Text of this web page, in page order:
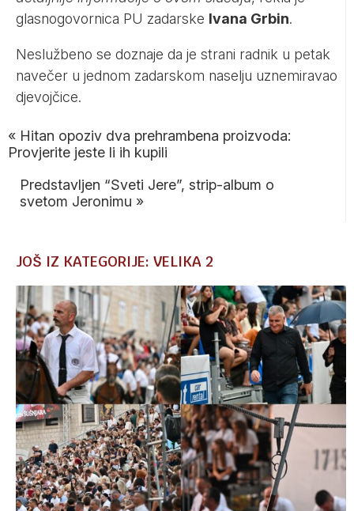
glasnogovornica PU zadarske Ivana Grbin.
Neslužbeno se doznaje da je strani radnik u petak
navečer u jednom zadarskom naselju uznemiravao
djevojčice.
« Hitan opoziv dva prehrambena proizvoda:
Provjerite jeste li ih kupili
Predstavljen “Sveti Jere”, strip-album o
svetom Jeronimu »
JOŠ IZ KATEGORIJE: VELIKA 2